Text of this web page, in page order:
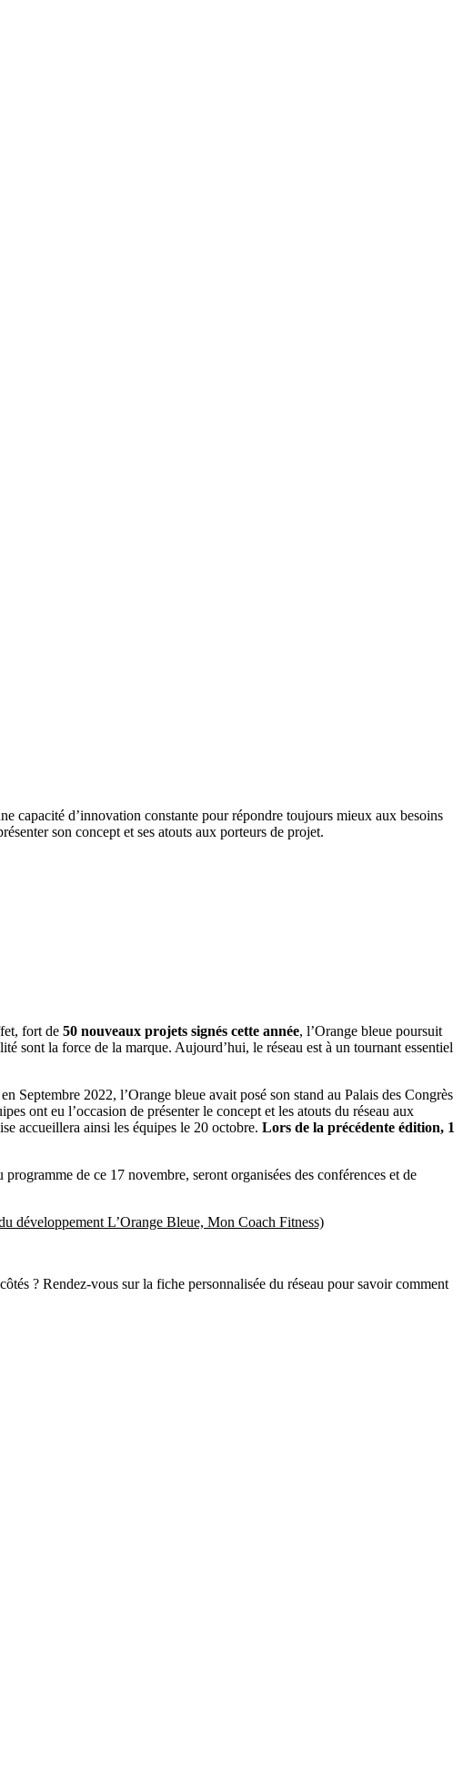
capacité d’innovation constante pour répondre toujours mieux aux besoins
son concept et ses atouts aux porteurs de projet.
fort de 50 nouveaux projets signés cette année, l’Orange bleue poursuit
sont la force de la marque. Aujourd’hui, le réseau est à un tournant essentiel
Septembre 2022, l’Orange bleue avait posé son stand au Palais des Congrès
ont eu l’occasion de présenter le concept et les atouts du réseau aux
accueillera ainsi les équipes le 20 octobre. Lors de la précédente édition, 1
de ce 17 novembre, seront organisées des conférences et de
développement L’Orange Bleue, Mon Coach Fitness)
? Rendez-vous sur la fiche personnalisée du réseau pour savoir comment